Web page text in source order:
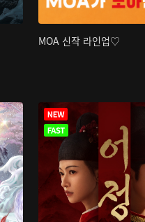
MOA 신작 라인업♡